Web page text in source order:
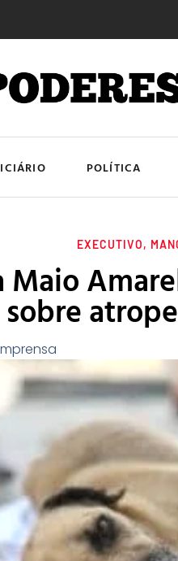
POLÍTICA
EXECUTIVO,
Maio